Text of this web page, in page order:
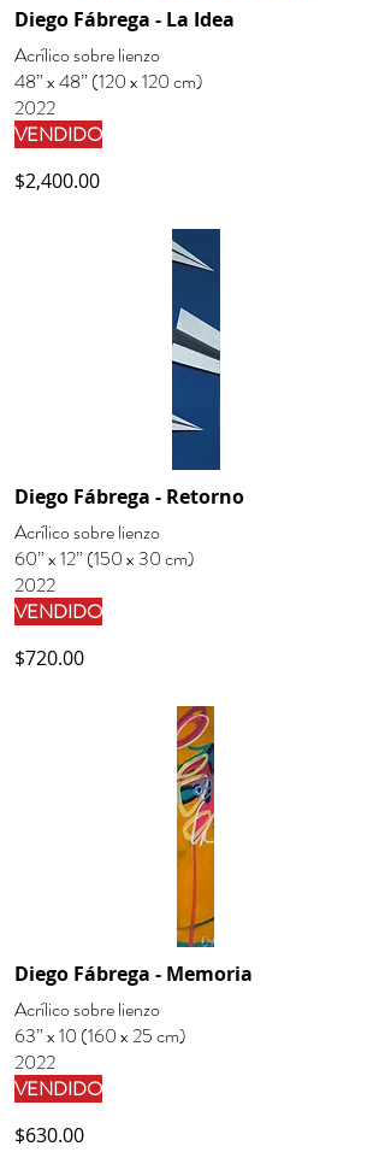
Diego Fábrega - La Idea
Acrílico sobre lienzo
48” x 48” (120 x 120 cm)
2022
VENDIDO
$2,400.00
Diego Fábrega - Retorno
Acrílico sobre lienzo
60” x 12” (150 x 30 cm)
2022
VENDIDO
$720.00
Diego Fábrega - Memoria
Acrílico sobre lienzo
63” x 10 (160 x 25 cm)
2022
VENDIDO
$630.00